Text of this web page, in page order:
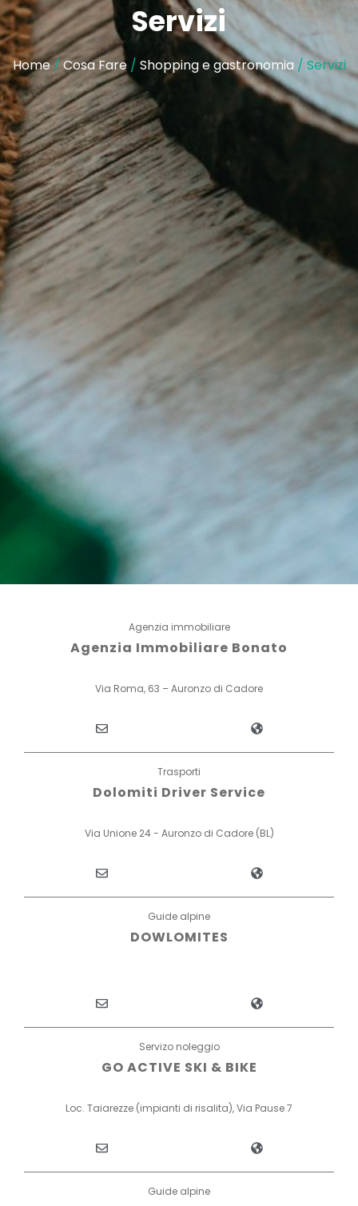
Servizi
Home/Cosa Fare/ Shopping e gastronomia/ Servizi
Agenzia immobiliare
Agenzia Immobiliare Bonato
Via Roma, 63 – Auronzo di Cadore
Trasporti
Dolomiti Driver Service
Via Unione 24 - Auronzo di Cadore (BL)
Guide alpine
DOWLOMITES
Servizo noleggio
GO ACTIVE SKI & BIKE
Loc. Taiarezze (impianti di risalita), Via Pause 7
Guide alpine